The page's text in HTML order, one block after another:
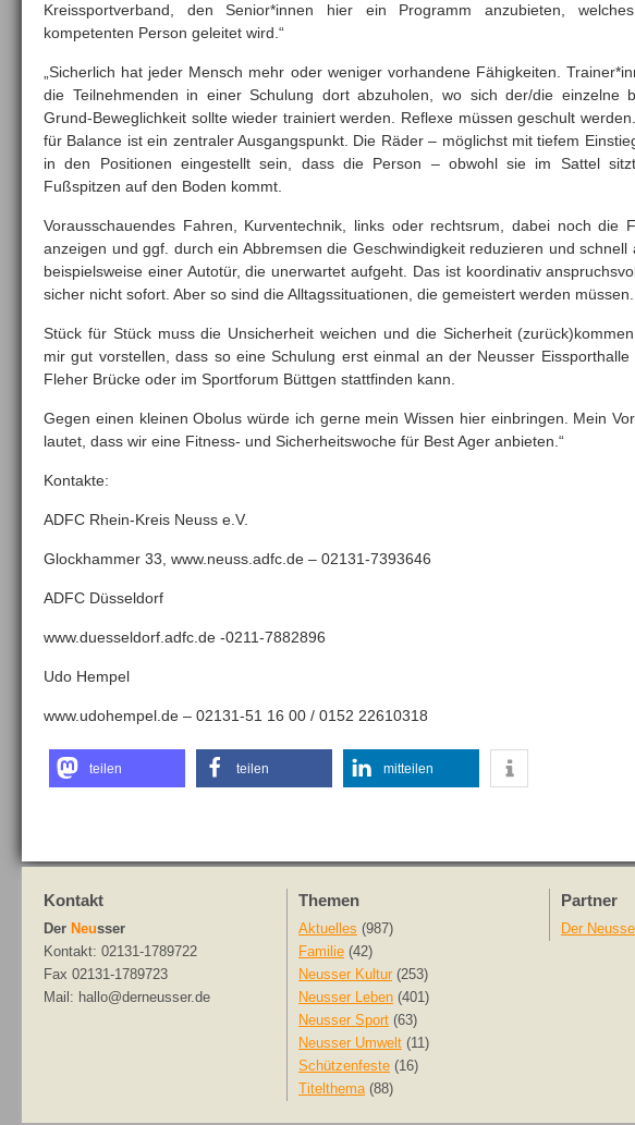
Kreissportverband, den Senior*innen hier ein Programm anzubieten,
kompetenten Person geleitet wird.“
„Sicherlich hat jeder Mensch mehr oder weniger vorhandene Fähigkeiten.
die Teilnehmenden in einer Schulung dort abzuholen, wo sich der/die einzelne
Grund-Beweglichkeit sollte wieder trainiert werden. Reflexe müssen geschult
für Balance ist ein zentraler Ausgangspunkt. Die Räder – möglichst mit tiefem
in den Positionen eingestellt sein, dass die Person – obwohl sie im Sattel
Fußspitzen auf den Boden kommt.
Vorausschauendes Fahren, Kurventechnik, links oder rechtsrum, dabei noch die
anzeigen und ggf. durch ein Abbremsen die Geschwindigkeit reduzieren und schnell
beispielsweise einer Autotür, die unerwartet aufgeht. Das ist koordinativ
sicher nicht sofort. Aber so sind die Alltagssituationen, die gemeistert werden müssen.
Stück für Stück muss die Unsicherheit weichen und die Sicherheit
mir gut vorstellen, dass so eine Schulung erst einmal an der Neusser
Fleher Brücke oder im Sportforum Büttgen stattfinden kann.
Gegen einen kleinen Obolus würde ich gerne mein Wissen hier einbringen. Mein
lautet, dass wir eine Fitness- und Sicherheitswoche für Best Ager anbieten.“
Kontakte:
ADFC Rhein-Kreis Neuss e.V.
Glockhammer 33, www.neuss.adfc.de – 02131-7393646
ADFC Düsseldorf
www.duesseldorf.adfc.de -0211-7882896
Udo Hempel
www.udohempel.de – 02131-51 16 00 / 0152 22610318
teilen teilen mitteilen
Kontakt
Der Neusser
Kontakt: 02131-1789722
Fax 02131-1789723
Mail: hallo@derneusser.de
Themen
Aktuelles (987)
Familie (42)
Neusser Kultur (253)
Neusser Leben (401)
Neusser Sport (63)
Neusser Umwelt (11)
Schützenfeste (16)
Titelthema(88)
Partner
Der